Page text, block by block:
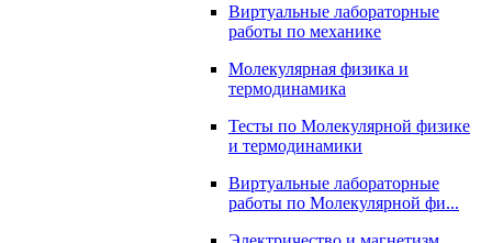
Виртуальные лабораторные
работы по механике
Молекулярная физика и
термодинамика
Тесты по Молекулярной физике
и термодинамики
Виртуальные лабораторные
работы по Молекулярной фи...